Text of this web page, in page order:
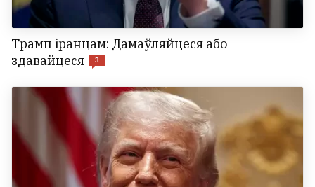
Трамп іранцам: Дамаўляйцеся або
здавайцеся
3